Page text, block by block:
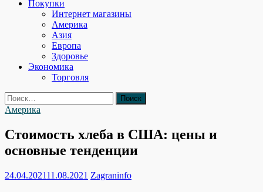
Покупки
Интернет магазины
Америка
Азия
Европа
Здоровье
Экономика
Торговля
Найти:
Америка
Стоимость хлеба в США: цены и
основные тенденции
24.04.202111.08.2021 Zagraninfo